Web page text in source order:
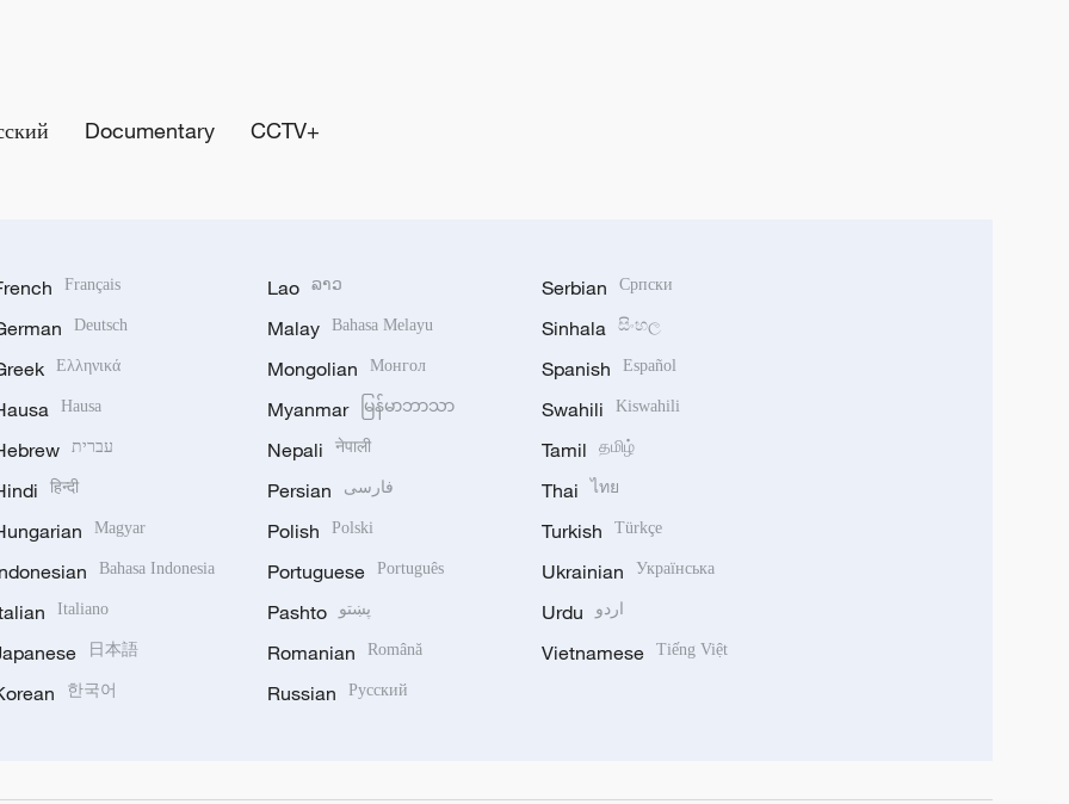
Documentary CCTV+
Français
Deutsch
Ελληνικά
Hausa
עברית
हिन्दी
Magyar
Bahasa Indonesia
Italiano
日本語
한국어
Lao ລາວ
Malay Bahasa Melayu
Mongolian Монгол
Myanmar မြန်မာဘာသာ
Nepali नेपाली
Persian فارسی
Polish Polski
Portuguese Português
Pashto پښتو
Romanian Română
Russian Русский
Serbian Српски
Sinhala සිංහල
Spanish Español
Swahili Kiswahili
Tamil தமிழ்
Thai ไทย
Turkish Türkçe
Ukrainian Українська
Urdu اردو
Vietnamese Tiếng Việt